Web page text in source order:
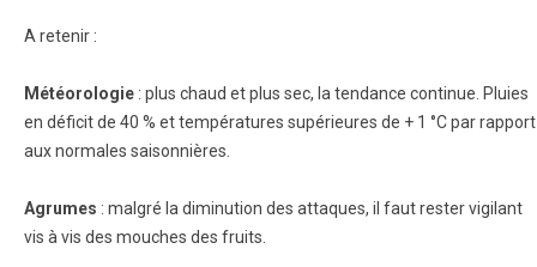
A retenir :
Météorologie : plus chaud et plus sec, la tendance continue. Pluies
en déficit de 40 % et températures supérieures de + 1 °C par rapport
aux normales saisonnières.
Agrumes : malgré la diminution des attaques, il faut rester vigilant
vis à vis des mouches des fruits.